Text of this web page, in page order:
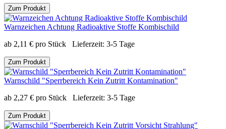
Zum Produkt
Warnzeichen Achtung Radioaktive Stoffe Kombischild
ab 2,11 € pro Stück Lieferzeit: 3-5 Tage
Zum Produkt
Warnschild "Sperrbereich Kein Zutritt Kontamination"
ab 2,27 € pro Stück Lieferzeit: 3-5 Tage
Zum Produkt